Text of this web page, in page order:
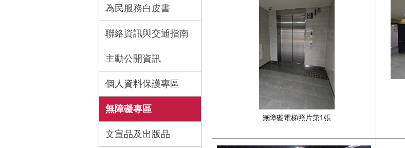
為民服務白皮書
聯絡資訊與交通指南
主動公開資訊
個人資料保護專區
無障礙專區
文宣品及出版品
無障礙電梯照片第1張